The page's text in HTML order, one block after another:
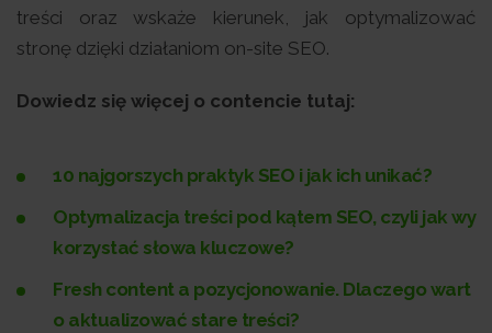
treści oraz wskaże kierunek, jak optymalizować
stronę dzięki działaniom on-site SEO.
Dowiedz się więcej o contencie tutaj:
10 najgorszych praktyk SEO i jak ich unikać?
Optymalizacja treści pod kątem SEO, czyli jak wy
korzystać słowa kluczowe?
Fresh content a pozycjonowanie. Dlaczego wart
o aktualizować stare treści?